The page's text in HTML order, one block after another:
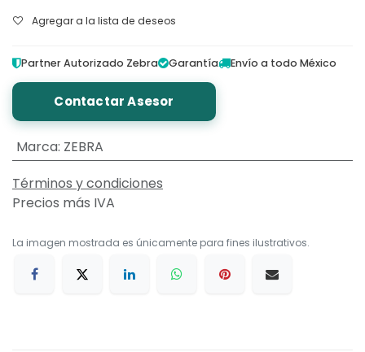
Agregar a la lista de deseos
Partner Autorizado Zebra Garantía Envío a todo México
Contactar Asesor
Marca: ZEBRA
Términos y condiciones
Precios más IVA
La imagen mostrada es únicamente para fines ilustrativos.